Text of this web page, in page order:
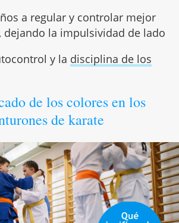
a regular y controlar mejor
dejando la impulsividad de lado
y la disciplina de los
de los colores en los
de karate